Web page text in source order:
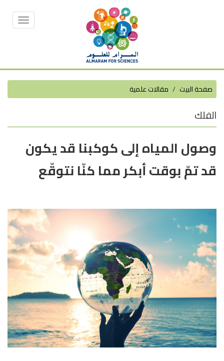
Toggle
صفحة البيت مقالات علمية
الفلك
وصول المياه إلى كوكبنا قد يكون
قد تمّ بوقت أبكر مما كنّا نتوقّع